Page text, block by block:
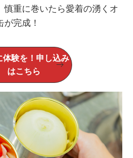
慎重に巻いたら愛着の湧くオ
完成！
体験を！申し込み
はこちら